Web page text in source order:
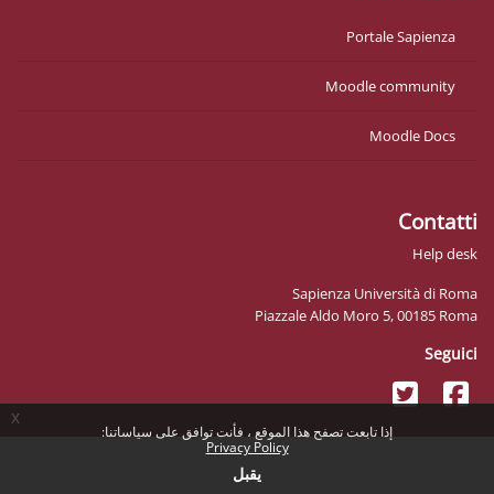
إذا تابعت تصفح هذا الموقع ، فأنت توافق على سياساتنا:
Privacy Policy
يقبل
x
Portale Sapienza
Moodle community
Moodle Docs
Contatti
Help desk
Sapienza Università di Roma
Piazzale Aldo Moro 5, 00185 Roma
Seguici